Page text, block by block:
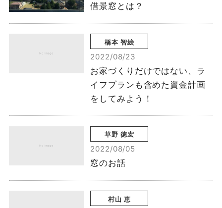
借景窓とは？
橋本 智絵
2022/08/23
お家づくりだけではない、ラ
イフプランも含めた資金計画
をしてみよう！
草野 徳宏
2022/08/05
窓のお話
村山 恵